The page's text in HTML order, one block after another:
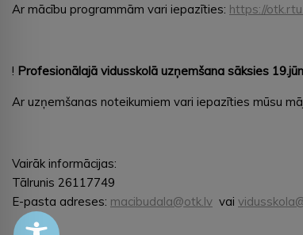
Ar mācību programmām vari iepazīties: https://
! Profesionālajā vidusskolā uzņemšana sāksies
Ar uzņemšanas noteikumiem vari iepazīties mūsu
Vairāk informācijas:
Tālrunis 26117749
E-pasta adreses: macibudala@otk.lv vai